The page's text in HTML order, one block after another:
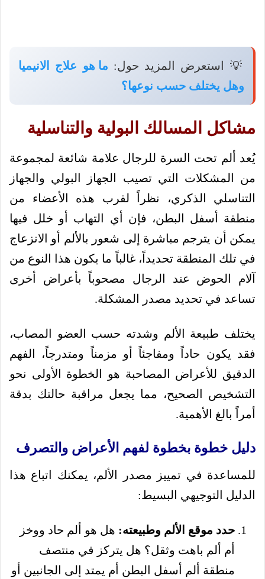
💡 استعرض المزيد حول: ما هو علاج الانيميا
وهل يختلف حسب نوعها؟
مشاكل المسالك البولية والتناسلية
يُعد ألم تحت السرة للرجال علامة شائعة لمجموعة
من المشكلات التي تصيب الجهاز البولي والجهاز
التناسلي الذكري، نظراً لقرب هذه الأعضاء من
منطقة أسفل البطن، فإن أي التهاب أو خلل فيها
يمكن أن يترجم مباشرة إلى شعور بالألم أو الانزعاج
في تلك المنطقة تحديداً، غالباً ما يكون هذا النوع من
آلام الحوض عند الرجال مصحوباً بأعراض أخرى
تساعد في تحديد مصدر المشكلة.
يختلف طبيعة الألم وشدته حسب العضو المصاب،
فقد يكون حاداً ومفاجئاً أو مزمناً ومتدرجاً، الفهم
الدقيق للأعراض المصاحبة هو الخطوة الأولى نحو
التشخيص الصحيح، مما يجعل مراقبة حالتك بدقة
أمراً بالغ الأهمية.
دليل خطوة بخطوة لفهم الأعراض والتصرف
للمساعدة في تمييز مصدر الألم، يمكنك اتباع هذا
الدليل التوجيهي البسيط:
حدد موقع الألم وطبيعته: هل هو ألم حاد ووخز
أم ألم باهت وثقل؟ هل يتركز في منتصف
منطقة ألم أسفل البطن أم يمتد إلى الجانبين أو